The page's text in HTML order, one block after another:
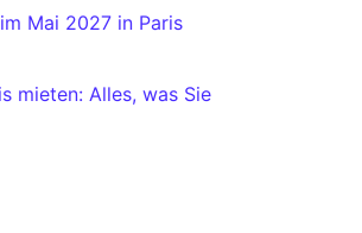
Mai 2027 in Paris
mieten: Alles, was Sie